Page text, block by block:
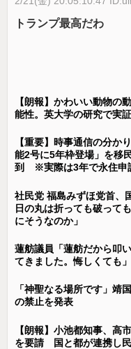
トランプ最高だわ
【朗報】かわいい動物の
能性。英大学の研究で実証
【重要】時事通信の分か
能2号に5年枠登場」を移
到 ※実際は3年で永住申
社民党 福島みずほ党首、
日の丸は折っても破って
にそうなのか」
蓮舫議員「蓮舫だから叩
てきました。悔しくても」
「神聖なる場所です」靖
の禁止を発表
【朗報】小池都知事、高
を要請 国と都が連携し